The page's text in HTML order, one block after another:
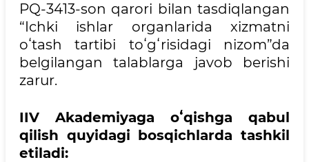
PQ-3413-son qarori bilan tasdiqlangan
“Ichki ishlar organlarida xizmatni
oʻtash tartibi toʻgʻrisidagi nizom”da
belgilangan talablarga javob berishi
zarur.
IIV Akademiyaga oʻqishga qabul
qilish quyidagi bosqichlarda tashkil
etiladi: